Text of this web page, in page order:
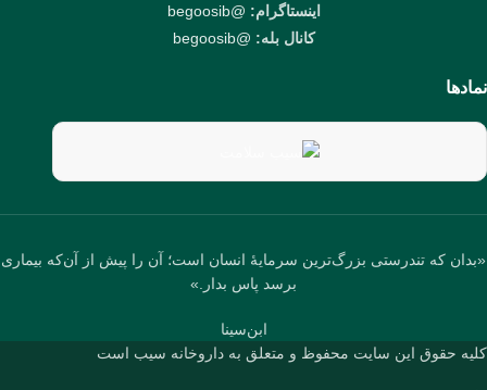
اینستاگرام: @begoosib
کانال بله: @begoosib
نمادها
«بدان که تندرستی بزرگ‌ترین سرمایهٔ انسان است؛ آن را پیش از آن‌که بیماری
برسد پاس بدار.»
ابن‌سینا
کلیه حقوق این سایت محفوظ و متعلق به داروخانه سیب است